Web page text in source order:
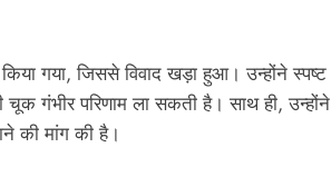
गया, जिससे विवाद खड़ा हुआ। उन्होंने स्पष्ट
चूक गंभीर परिणाम ला सकती है। साथ ही,
की मांग की है।